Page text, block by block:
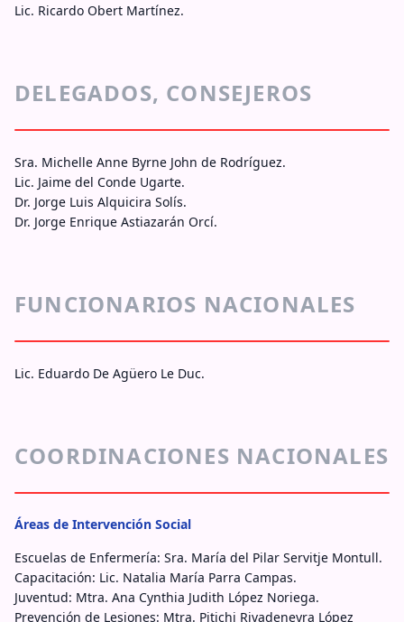
Lic. Ricardo Obert Martínez.
DELEGADOS, CONSEJEROS
Sra. Michelle Anne Byrne John de Rodríguez.
Lic. Jaime del Conde Ugarte.
Dr. Jorge Luis Alquicira Solís.
Dr. Jorge Enrique Astiazarán Orcí.
FUNCIONARIOS NACIONALES
Lic. Eduardo De Agüero Le Duc.
COORDINACIONES NACIONALES
Áreas de Intervención Social
Escuelas de Enfermería: Sra. María del Pilar Servitje Montull.
Capacitación: Lic. Natalia María Parra Campas.
Juventud: Mtra. Ana Cynthia Judith López Noriega.
Prevención de Lesiones: Mtra. Pitichi Rivadeneyra López